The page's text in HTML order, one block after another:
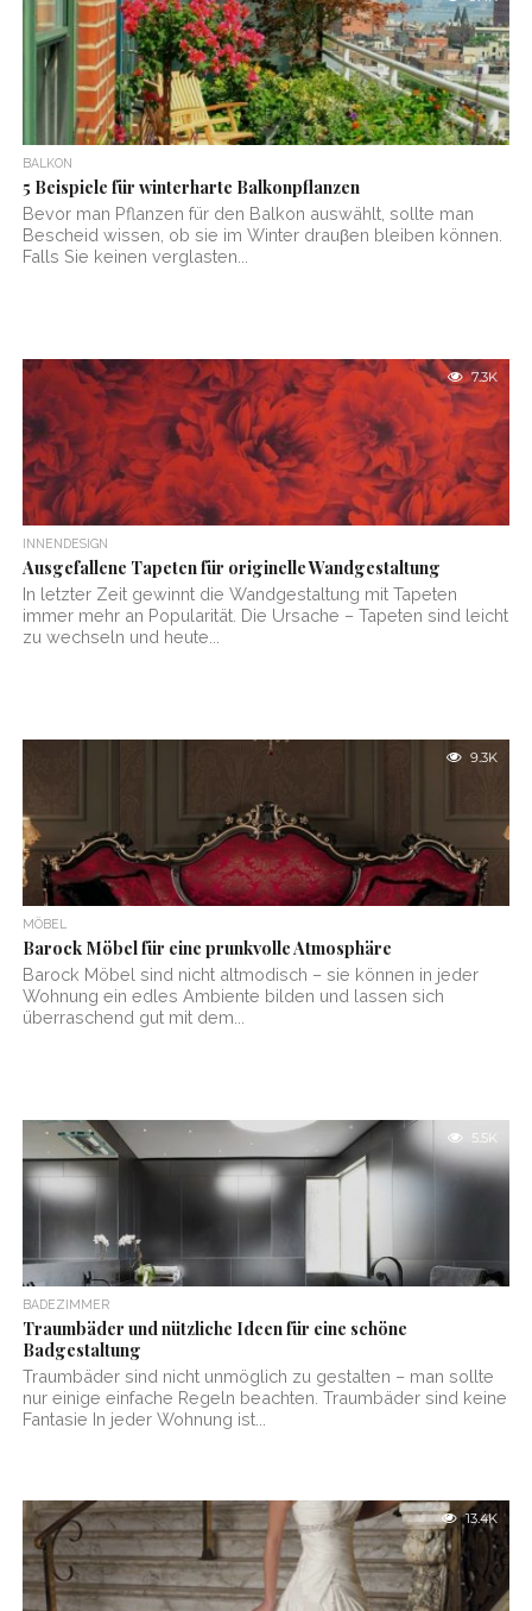
BALKON
5 Beispiele für winterharte Balkonpflanzen
Bevor man Pflanzen für den Balkon auswählt, sollte man
Bescheid wissen, ob sie im Winter drauβen bleiben können.
Falls Sie keinen verglasten...
7.3K
INNENDESIGN
Ausgefallene Tapeten für originelle Wandgestaltung
In letzter Zeit gewinnt die Wandgestaltung mit Tapeten
immer mehr an Popularität. Die Ursache – Tapeten sind leicht
zu wechseln und heute...
9.3K
MÖBEL
Barock Möbel für eine prunkvolle Atmosphäre
Barock Möbel sind nicht altmodisch – sie können in jeder
Wohnung ein edles Ambiente bilden und lassen sich
überraschend gut mit dem...
5.5K
BADEZIMMER
Traumbäder und nützliche Ideen für eine schöne
Badgestaltung
Traumbäder sind nicht unmöglich zu gestalten – man sollte
nur einige einfache Regeln beachten. Traumbäder sind keine
Fantasie In jeder Wohnung ist...
13.4K